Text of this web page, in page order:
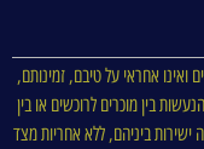
אחראי על טיבם, זמינותם,
בין מוכרים לרוכשים או בין
ישירות ביניהם, ללא אחריות מצד